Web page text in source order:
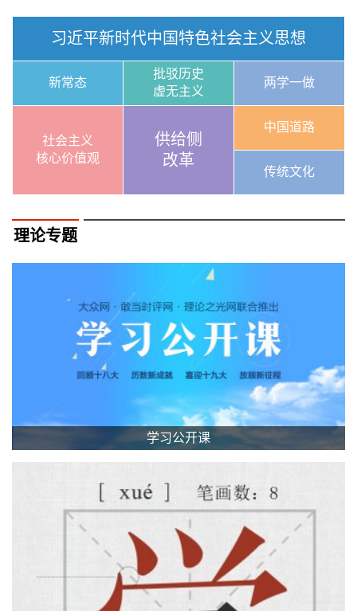
习近平新时代中国特色社会主义思想
新常态
批驳历史
虚无主义
两学一做
社会主义
核心价值观
供给侧
改革
中国道路
传统文化
理论专题
学习公开课